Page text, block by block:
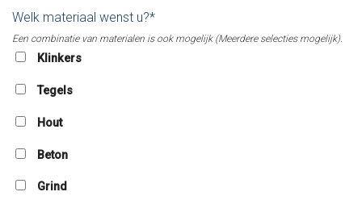
Welk materiaal wenst u?*
Een combinatie van materialen is ook mogelijk (Meerdere selecties mogelijk).
Klinkers
Tegels
Hout
Beton
Grind